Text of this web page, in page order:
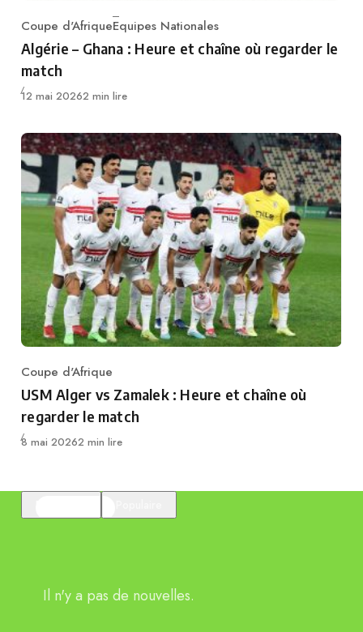
Category
Coupe d'AfriqueEquipes Nationales
Algérie – Ghana : Heure et chaîne où regarder le
match
Publié
12 mai 20262 min lire
Category
Coupe d'Afrique
USM Alger vs Zamalek : Heure et chaîne où
regarder le match
Publié
8 mai 20262 min lire
Il n'y a pas de nouvelles.